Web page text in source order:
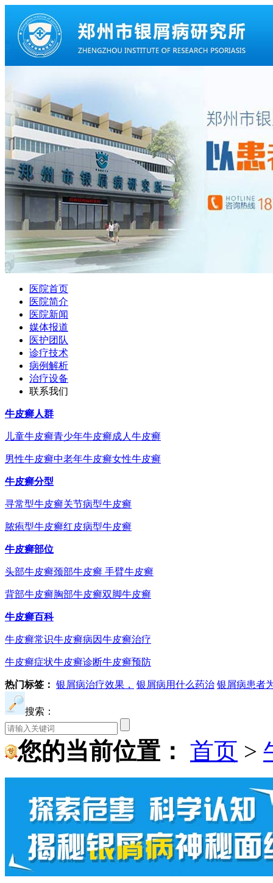
医院首页
医院简介
医院新闻
媒体报道
医护团队
诊疗技术
病例解析
治疗设备
联系我们
牛皮癣人群
儿童牛皮癣青少年牛皮癣成人牛皮癣
男性牛皮癣中老年牛皮癣女性牛皮癣
牛皮癣分型
寻常型牛皮癣关节病型牛皮癣
脓疱型牛皮癣红皮病型牛皮癣
牛皮癣部位
头部牛皮癣颈部牛皮癣 手臂牛皮癣
背部牛皮癣胸部牛皮癣双脚牛皮癣
牛皮癣百科
牛皮癣常识牛皮癣病因牛皮癣治疗
牛皮癣症状牛皮癣诊断牛皮癣预防
热门标签： 银屑病治疗效果， 银屑病用什么药治 银屑病患者
搜索：
您的当前位置： 首页 >